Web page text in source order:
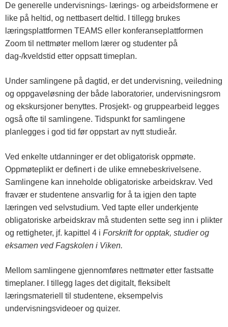
De generelle undervisnings- lærings- og arbeidsformene er
like på heltid, og nettbasert deltid. I tillegg brukes
læringsplattformen TEAMS eller konferanseplattformen
Zoom til nettmøter mellom lærer og studenter på
dag-/kveldstid etter oppsatt timeplan.
Under samlingene på dagtid, er det undervisning, veiledning
og oppgaveløsning der både laboratorier, undervisningsrom
og ekskursjoner benyttes. Prosjekt- og gruppearbeid legges
også ofte til samlingene. Tidspunkt for samlingene
planlegges i god tid før oppstart av nytt studieår.
Ved enkelte utdanninger er det obligatorisk oppmøte.
Oppmøteplikt er definert i de ulike emnebeskrivelsene.
Samlingene kan inneholde obligatoriske arbeidskrav. Ved
fravær er studentene ansvarlig for å ta igjen den tapte
læringen ved selvstudium. Ved tapte eller underkjente
obligatoriske arbeidskrav må studenten sette seg inn i plikter
og rettigheter, jf. kapittel 4 i Forskrift for opptak, studier og
eksamen ved Fagskolen i Viken.
Mellom samlingene gjennomføres nettmøter etter fastsatte
timeplaner. I tillegg lages det digitalt, fleksibelt
læringsmateriell til studentene, eksempelvis
undervisningsvideoer og quizer.